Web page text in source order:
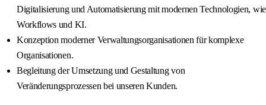
Digitalisierung und Automatisierung mit modernen Technologien, wie
Workflows und KI.
Konzeption moderner Verwaltungsorganisationen für komplexe
Organisationen.
Begleitung der Umsetzung und Gestaltung von
Veränderungsprozessen bei unseren Kunden.